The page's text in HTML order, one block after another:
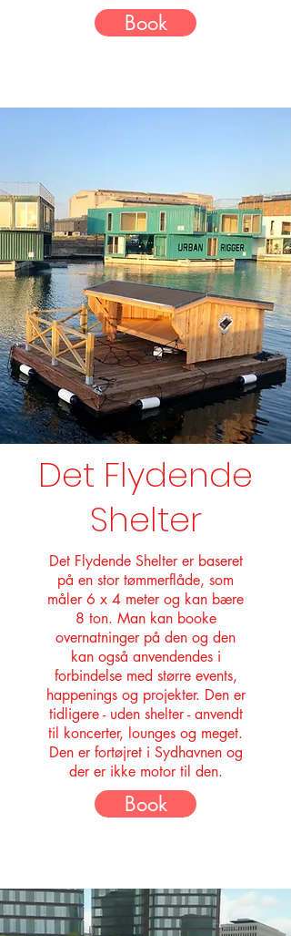
Book
Det Flydende
Shelter
Det Flydende Shelter er baseret
på en stor tømmerflåde, som
måler 6 x 4 meter og kan bære
8 ton. Man kan booke
overnatninger på den og den
kan også anvendendes i
forbindelse med større events,
happenings og projekter. Den er
tidligere - uden shelter - anvendt
til koncerter, lounges og meget.
Den er fortøjret i Sydhavnen og
der er ikke motor til den.
Book